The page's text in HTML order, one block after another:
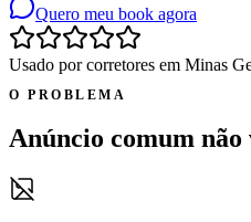
Quero meu book agora
Usado por corretores em Minas
O PROBLEMA
Anúncio comum não